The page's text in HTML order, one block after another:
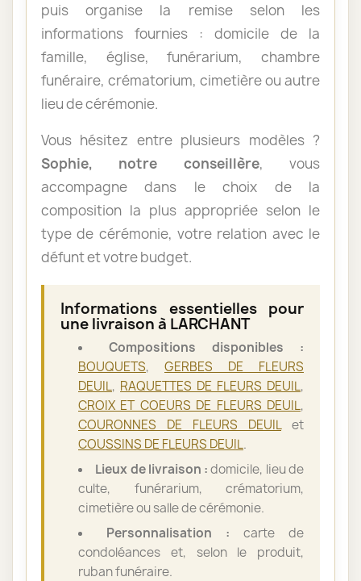
puis organise la remise selon les
informations fournies : domicile de la
famille, église, funérarium, chambre
funéraire, crématorium, cimetière ou autre
lieu de cérémonie.
Vous hésitez entre plusieurs modèles ?
Sophie, notre conseillère, vous
accompagne dans le choix de la
composition la plus appropriée selon le
type de cérémonie, votre relation avec le
défunt et votre budget.
Informations essentielles pour
une livraison à LARCHANT
Compositions disponibles :
BOUQUETS, GERBES DE FLEURS
DEUIL, RAQUETTES DE FLEURS DEUIL,
CROIX ET COEURS DE FLEURS DEUIL,
COURONNES DE FLEURS DEUILet
COUSSINS DE FLEURS DEUIL.
Lieux de livraison :domicile, lieu de
culte, funérarium, crématorium,
cimetière ou salle de cérémonie.
Personnalisation : carte de
condoléances et, selon le produit,
ruban funéraire.